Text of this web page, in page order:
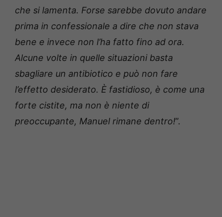
che si lamenta. Forse sarebbe dovuto andare
prima in confessionale a dire che non stava
bene e invece non l’ha fatto fino ad ora.
Alcune volte in quelle situazioni basta
sbagliare un antibiotico e può non fare
l’effetto desiderato. È fastidioso, è come una
forte cistite, ma non è niente di
preoccupante, Manuel rimane dentro!”.